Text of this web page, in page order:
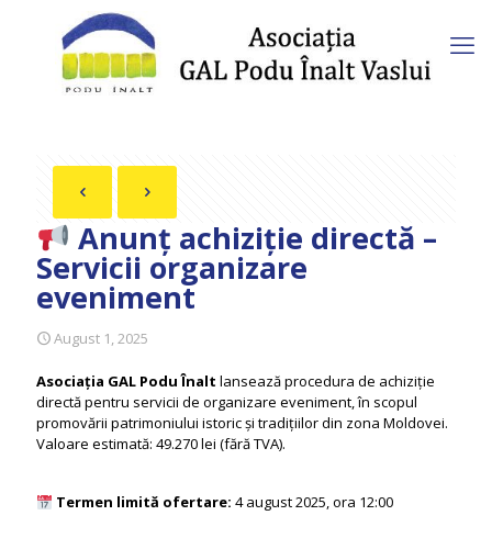
Anunț achiziție directă –
Servicii organizare
eveniment
August 1, 2025
Asociația GAL Podu Înalt lansează procedura de achiziție
directă pentru servicii de organizare eveniment, în scopul
promovării patrimoniului istoric și tradițiilor din zona Moldovei.
Valoare estimată: 49.270 lei (fără TVA).
Termen limită ofertare: 4 august 2025, ora 12:00